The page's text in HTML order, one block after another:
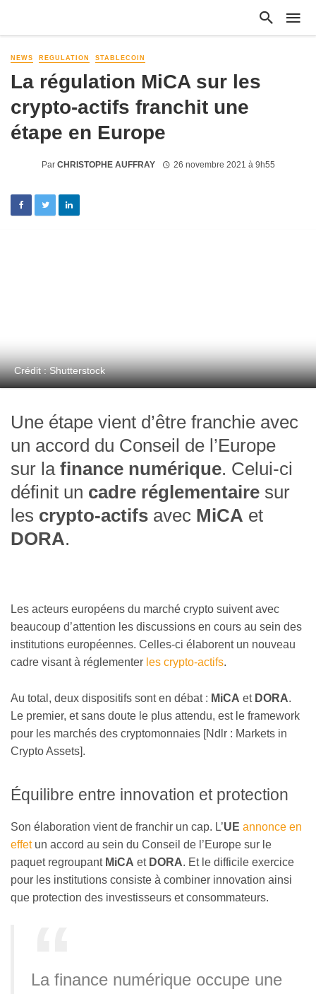
NEWS REGULATION STABLECOIN
La régulation MiCA sur les
crypto-actifs franchit une
étape en Europe
Par CHRISTOPHE AUFFRAY 26 novembre 2021 à 9h55
Crédit : Shutterstock
Une étape vient d’être franchie avec
un accord du Conseil de l’Europe
sur la finance numérique. Celui-ci
définit un cadre réglementaire sur
les crypto-actifs avec MiCA et
DORA.
Les acteurs européens du marché crypto suivent avec
beaucoup d’attention les discussions en cours au sein des
institutions européennes. Celles-ci élaborent un nouveau
cadre visant à réglementer les crypto-actifs.
Au total, deux dispositifs sont en débat : MiCA et DORA.
Le premier, et sans doute le plus attendu, est le framework
pour les marchés des cryptomonnaies [Ndlr : Markets in
Crypto Assets].
Équilibre entre innovation et protection
Son élaboration vient de franchir un cap. L’UE annonce en
effetun accord au sein du Conseil de l’Europe sur le
paquet regroupant MiCA et DORA. Et le difficile exercice
pour les institutions consiste à combiner innovation ainsi
que protection des investisseurs et consommateurs.
La finance numérique occupe une